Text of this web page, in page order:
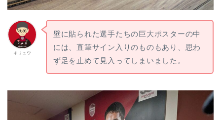
キリュウ
壁に貼られた選手たちの巨大ポスターの中
には、直筆サイン入りのものもあり、思わ
ず足を止めて見入ってしまいました。